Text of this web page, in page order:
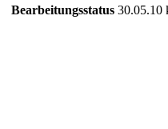
Bearbeitungsstatus 30.05.10